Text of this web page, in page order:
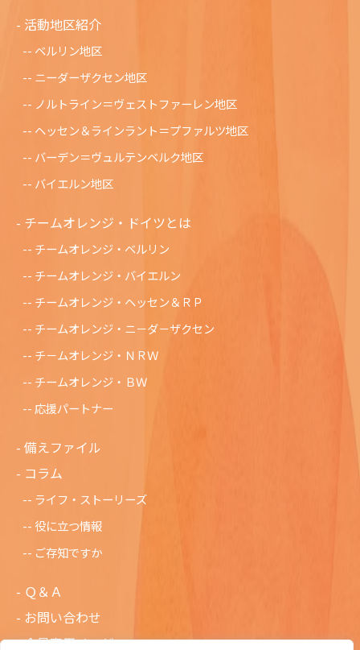
活動地区紹介
ベルリン地区
ニーダーザクセン地区
ノルトライン＝ヴェストファーレン地区
ヘッセン＆ラインラント＝プファルツ地区
バーデン＝ヴュルテンベルク地区
バイエルン地区
チームオレンジ・ドイツとは
チームオレンジ・ベルリン
チームオレンジ・バイエルン
チームオレンジ・ヘッセン＆ＲＰ
チームオレンジ・ニ－ダ－ザクセン
チ－ムオレンジ・ＮＲＷ
チームオレンジ・ＢＷ
応援パートナー
備えファイル
コラム
ライフ・ストーリーズ
役に立つ情報
ご存知ですか
Ｑ＆Ａ
お問い合わせ
会員専用ページ